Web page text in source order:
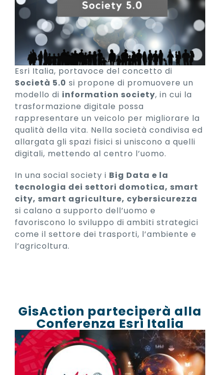
Esri Italia, portavoce del concetto di
Società 5.0 si propone di promuovere un
modello di information society, in cui la
trasformazione digitale possa
rappresentare un veicolo per migliorare la
qualità della vita. Nella società condivisa ed
allargata gli spazi fisici si uniscono a quelli
digitali, mettendo al centro l’uomo.
In una social society i Big Data e la
tecnologia dei settori domotica, smart
city, smart agriculture, cybersicurezza
si calano a supporto dell’uomo e
favoriscono lo sviluppo di ambiti strategici
come il settore dei trasporti, l’ambiente e
l’agricoltura.
GisAction parteciperà alla
Conferenza Esri Italia